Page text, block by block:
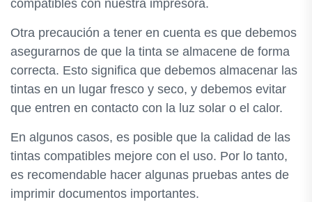
compatibles con nuestra impresora.
Otra precaución a tener en cuenta es que debemos
asegurarnos de que la tinta se almacene de forma
correcta. Esto significa que debemos almacenar las
tintas en un lugar fresco y seco, y debemos evitar
que entren en contacto con la luz solar o el calor.
En algunos casos, es posible que la calidad de las
tintas compatibles mejore con el uso. Por lo tanto,
es recomendable hacer algunas pruebas antes de
imprimir documentos importantes.